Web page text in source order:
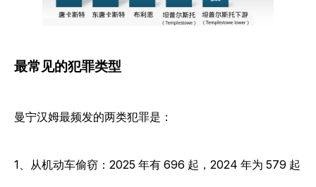
最常见的犯罪类型
曼宁汉姆最频发的两类犯罪是：
1、从机动车偷窃：2025 年有 696 起，2024 年为 579 起